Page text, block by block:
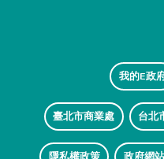
我的E政
臺北市商業處 台北